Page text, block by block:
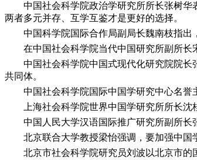
中国社会科学院政治学研究所所长张树华表
两者多元并存、互学互鉴才是更好的选择。
中国科学院国际合作局副局长魏南枝指出，
在中国社会科学院当代中国研究所副所长宋
中国社会科学院中国式现代化研究院院长张
共同体。
中国社会科学院国际中国学研究中心名誉主
上海社会科学院世界中国学研究所所长沈
中国人民大学汉语国际推广研究所副所长
北京联合大学教授梁怡强调，要加强中国学
北京市社会科学院研究员刘波以北京市的
跨文明对话新路径，第三届中国-巴
尔 ·世界汉学中心承办北京文化论
坛“和合文化 ·世界汉学中心主任徐
宝锋：中希文明对话的 ·多国大使见
证！全球南方经贸文化战略咨询 ·辉
煌三周年，世界汉学中心的卓越成
就！ ·首次！世界汉学中心在美国成
功举办《史记 ·相约秘鲁！第二届拉
美汉学家大会圆满闭幕 ·【国际会议
预告】坐标南非！南部非洲汉学 ·关
于举办＂中国作家与全球翻译家国
际工作
· 世界汉学中心主任徐宝锋受